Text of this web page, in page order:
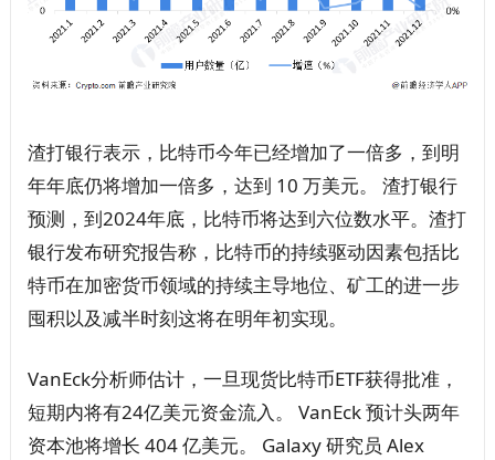
渣打银行表示，比特币今年已经增加了一倍多，到明
年年底仍将增加一倍多，达到 10 万美元。 渣打银行
预测，到2024年底，比特币将达到六位数水平。渣打
银行发布研究报告称，比特币的持续驱动因素包括比
特币在加密货币领域的持续主导地位、矿工的进一步
囤积以及减半时刻这将在明年初实现。
VanEck分析师估计，一旦现货比特币ETF获得批准，
短期内将有24亿美元资金流入。 VanEck 预计头两年
资本池将增长 404 亿美元。 Galaxy 研究员 Alex